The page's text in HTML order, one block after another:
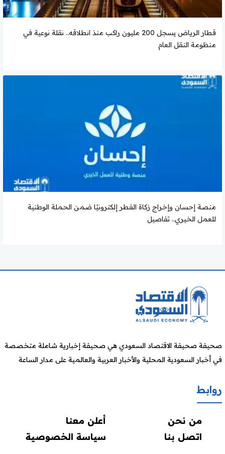
قطار الرياض يسجل 200 مليون راكب منذ انطلاقه.. نقلة نوعية في
منظومة النقل العام
منصة إحسان وإخراج زكاة الفطر إلكترونيًا ضمن الحملة الوطنية
للعمل الخيري.. تفاصيل
صحيفة صحيفة الاقتصاد السعودي هي صحيفة إخبارية شاملة متخصصة
في أخبار السعودية المحلية والأخبار العربية والعالمية على مدار الساعة
روابط
من نحن
أعلن معنا
اتصل بنا
سياسة الخصوصية